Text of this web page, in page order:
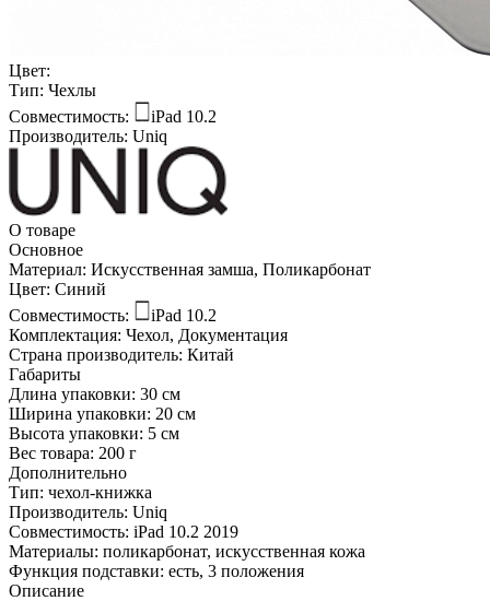
Цвет:
Тип: Чехлы
Совместимость:
iPad 10.2
Производитель: Uniq
О товаре
Основное
Материал: Искусственная замша, Поликарбонат
Цвет: Синий
Совместимость:
iPad 10.2
Комплектация: Чехол, Документация
Страна производитель: Китай
Габариты
Длина упаковки: 30 см
Ширина упаковки: 20 см
Высота упаковки: 5 см
Вес товара: 200 г
Дополнительно
Тип: чехол-книжка
Производитель: Uniq
Совместимость: iPad 10.2 2019
Материалы: поликарбонат, искусственная кожа
Функция подставки: есть, 3 положения
Описание